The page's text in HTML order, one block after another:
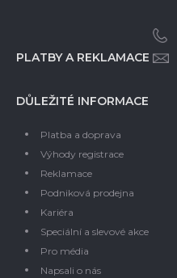
PLATBY A REKLAMACE
DŮLEŽITÉ INFORMACE
Platba a doprava
Výhody registrace
Reklamace
Podniková prodejna
Kariéra
Speciální a slevové akce
Pro média
Napsali o nás